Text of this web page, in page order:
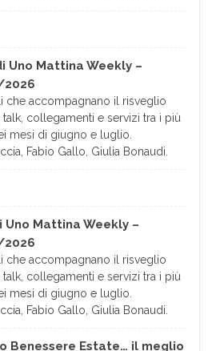
Uno Mattina Weekly –
che accompagnano il risveglio
collegamenti e servizi tra i più
mesi di giugno e luglio.
Fabio Gallo, Giulia Bonaudi.
Uno Mattina Weekly –
che accompagnano il risveglio
collegamenti e servizi tra i più
mesi di giugno e luglio.
Fabio Gallo, Giulia Bonaudi.
Benessere Estate… il meglio